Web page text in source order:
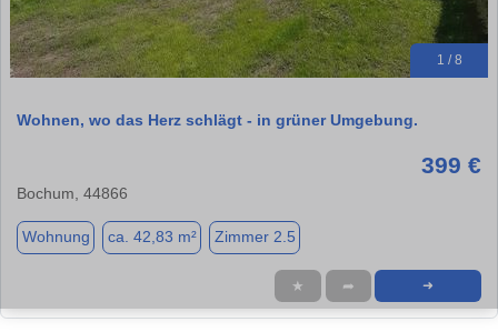
1 / 8
Wohnen, wo das Herz schlägt - in grüner Umgebung.
399 €
Bochum, 44866
Wohnung ca. 42,83 m² Zimmer 2.5
★ ➦ ➜